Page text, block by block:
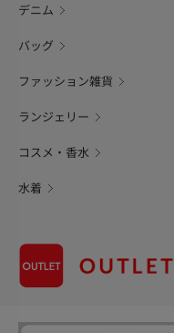
デニム
バッグ
ファッション雑貨
ランジェリー
コスメ・香水
水着